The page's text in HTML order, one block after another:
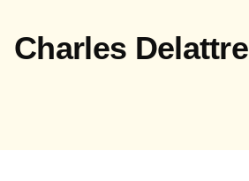
Charles Delattre